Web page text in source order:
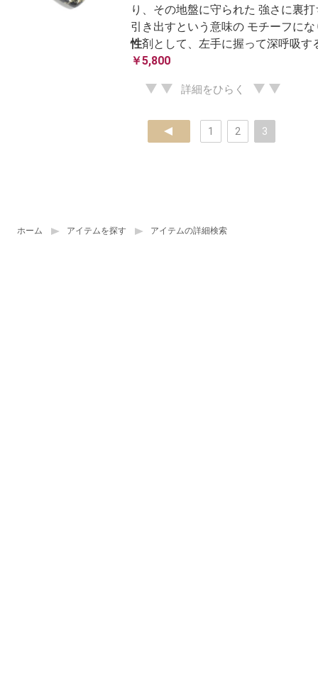
ホーム アイテムを探す アイテムの詳細検索
り、その地盤に守られた 強さに裏
引き出すという意味の モチーフに
性剤として、左手に握って深呼吸
￥5,800
詳細をひらく
prev 1 2 3